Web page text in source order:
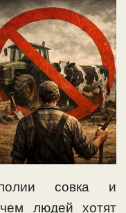
совка и
людей хотят